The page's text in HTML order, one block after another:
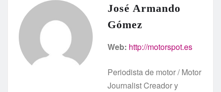
José Armando
Gómez
Web: http://motorspot.es
Periodista de motor / Motor
Journalist Creador y